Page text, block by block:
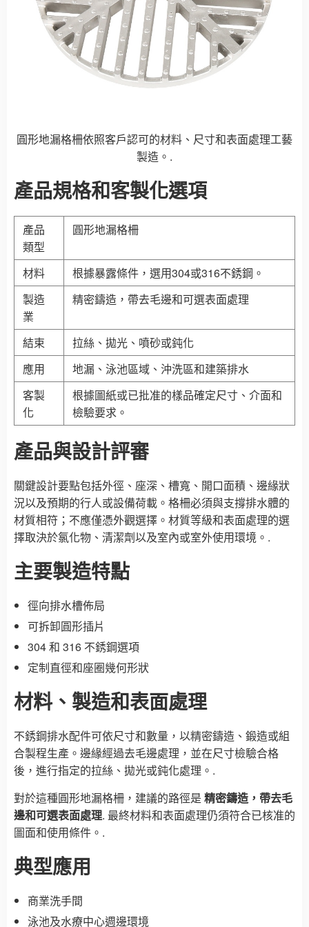
圓形地漏格柵依照客戶認可的材料、尺寸和表面處理工藝
製造。.
產品規格和客製化選項
產品
類型
圓形地漏格柵
材料
根據暴露條件，選用304或316不銹鋼。
製造
業
精密鑄造，帶去毛邊和可選表面處理
結束
拉絲、拋光、噴砂或鈍化
應用
地漏、泳池區域、沖洗區和建築排水
客製
化
根據圖紙或已批准的樣品確定尺寸、介面和
檢驗要求。
產品與設計評審
關鍵設計要點包括外徑、座深、槽寬、開口面積、邊緣狀
況以及預期的行人或設備荷載。格柵必須與支撐排水體的
材質相符；不應僅憑外觀選擇。材質等級和表面處理的選
擇取決於氯化物、清潔劑以及室內或室外使用環境。.
主要製造特點
徑向排水槽佈局
可拆卸圓形插片
304 和 316 不銹鋼選項
定制直徑和座圈幾何形狀
材料、製造和表面處理
不銹鋼排水配件可依尺寸和數量，以精密鑄造、鍛造或組
合製程生產。邊緣經過去毛邊處理，並在尺寸檢驗合格
後，進行指定的拉絲、拋光或鈍化處理。.
對於這種圓形地漏格柵，建議的路徑是 精密鑄造，帶去毛
邊和可選表面處理. 最終材料和表面處理仍須符合已核准的
圖面和使用條件。.
典型應用
商業洗手間
泳池及水療中心週邊環境